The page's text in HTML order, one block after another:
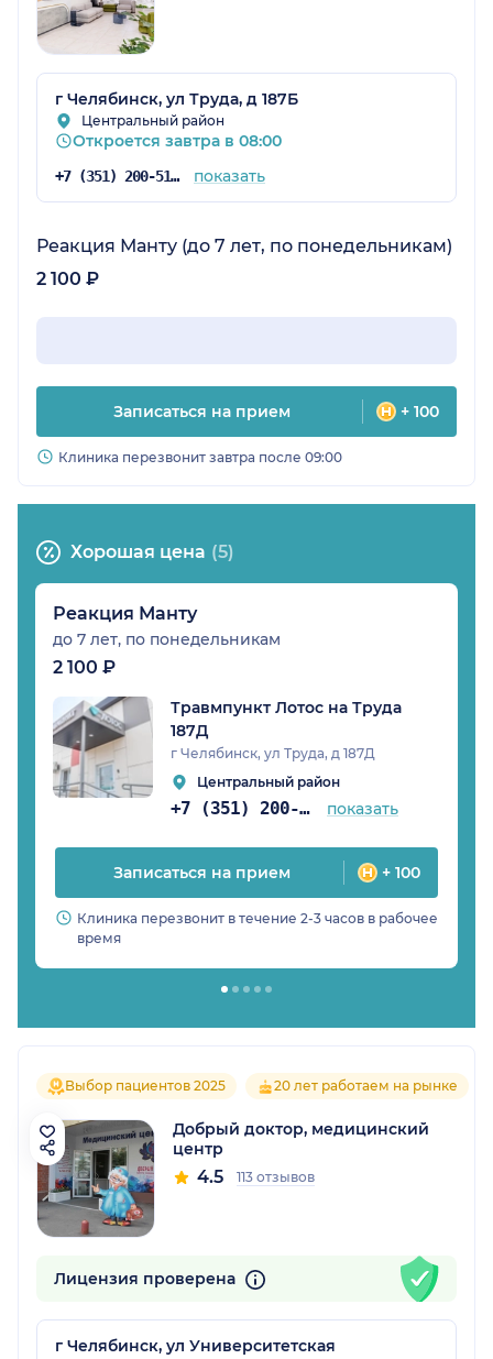
г Челябинск, ул Труда, д 187Б
Центральный район
Откроется завтра в 08:00
+7 (351) 200-51-58 показать
Реакция Манту (до 7 лет, по понедельникам)
2 100 ₽
Записаться на прием + 100
Клиника перезвонит завтра после 09:00
Хорошая цена (5)
Реакция Манту
до 7 лет, по понедельникам
2 100 ₽
Травмпункт Лотос на Труда
187Д
г Челябинск, ул Труда, д 187Д
Центральный район
+7 (351) 200-51-58 показать
Записаться на прием + 100
Клиника перезвонит в течение 2-3 часов в рабочее
время
Выбор пациентов 2025 20 лет работаем на рынке
Добрый доктор, медицинский
центр
4.5 113 отзывов
Лицензия проверена
г Челябинск, ул Университетская